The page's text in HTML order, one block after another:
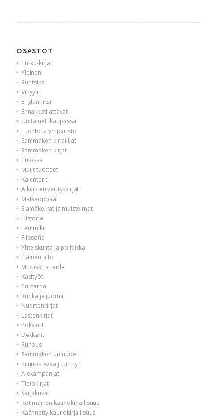
OSASTOT
Turku-kirjat
Yleinen
Ruotsiksi
Vinyylit
Englanniksi
Ennakkotilattavat
Uutta nettikaupassa
Luonto ja ympäristö
Sammakon kirjailijat
Sammakon kirjat
Tulossa
Muut tuotteet
Kalenterit
Aikuisten värityskirjat
Matkaoppaat
Elämäkerrat ja muistelmat
Historia
Lemmikit
Filosofia
Yhteiskunta ja politiikka
Elämäntaito
Musiikki ja taide
Käsityöt
Puutarha
Ruoka ja juoma
Nuortenkirjat
Lastenkirjat
Pokkarit
Dekkarit
Runous
Sammakon uutuudet
Kiinnostavaa juuri nyt
Alekampanjat
Tietokirjat
Sarjakuvat
Kotimainen kaunokirjallisuus
Käännetty kaunokirjallisuus